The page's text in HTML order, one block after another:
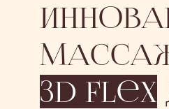
3d flex